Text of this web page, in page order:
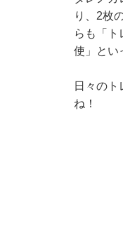
り、2枚
らも「ト
使」とい
日々の
ね！